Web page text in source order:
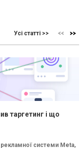
Усі статті >>
таргетинг і що
системи Meta,